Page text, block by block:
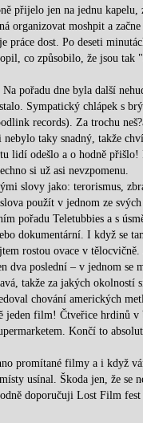
přijelo jen na jednu
organizovat moshpit a
práce dost. Po deseti
co způsobilo, že jsou
pořadu dne byla další
Sympatický chlápek s
records). Za trochu
taky snadný, takže
lidí odešlo a o hodně
si už asi nevzpomenu.
slovy jako: terorismus,
použít v jednom ze
pořadu Teletubbies a s
dokumentární. I když se
rostou ovace v
dva poslední – v jednom
takže za jakých
chování amerických
jeden film! Čtveřice hrdinů
Končí to
promítané filmy a i když
usínal. Škoda jen, že se
doporučuji Lost Film